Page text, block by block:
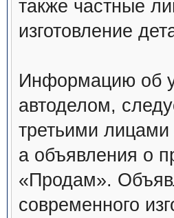
также частные
изготовление
Информацию об
автоделом,
третьими
а объявления о
«Продам».
современного